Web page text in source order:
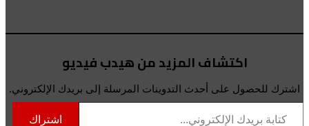
اكتشاف المزيد من هيدب فيديو
اشترك للحصول على أحدث التدوينات المرسلة إلى بريدك الإلكتروني.
كتابة بريدك الإلكتروني...
اشتراك